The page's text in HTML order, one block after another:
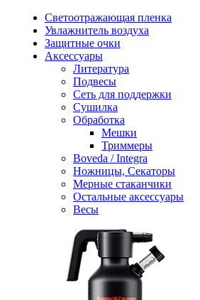
Светоотражающая пленка
Увлажнитель воздуха
Защитные очки
Аксессуары
Литература
Подвесы
Сеть для поддержки
Сушилка
Обработка
Мешки
Триммеры
Boveda / Integra
Ножницы, Секаторы
Мерные стаканчики
Остальные аксессуары
Весы